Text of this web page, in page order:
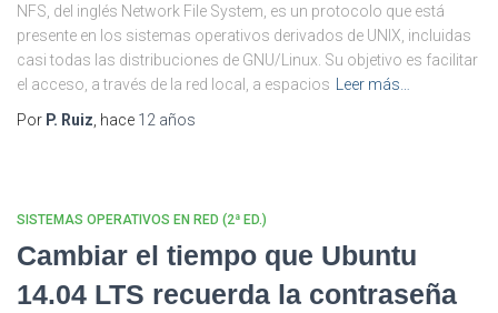
NFS, del inglés Network File System, es un protocolo que está
presente en los sistemas operativos derivados de UNIX, incluidas
casi todas las distribuciones de GNU/Linux. Su objetivo es facilitar
el acceso, a través de la red local, a espacios
Leer más…
Por P. Ruiz , hace 12 años
SISTEMAS OPERATIVOS EN RED (2ª ED.)
Cambiar el tiempo que Ubuntu
14.04 LTS recuerda la contraseña